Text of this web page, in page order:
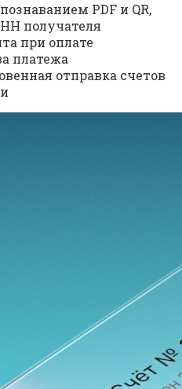
PDF и QR,
получателя
при оплате
платежа
отправка счетов